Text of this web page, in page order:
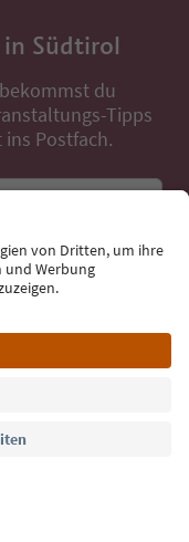
Südtirol
du
Tipps
Postfach.